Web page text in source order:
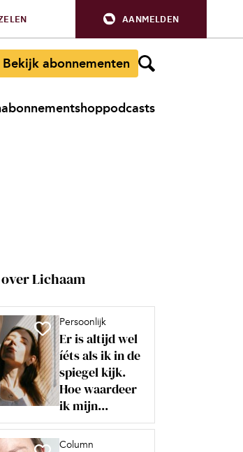
AANMELDEN
Bekijk abonnementen
abonnementshoppodcasts
Lichaam
Persoonlijk
Er is altijd wel
íéts als ik in de
spiegel kijk.
Hoe waardeer
ik mijn...
Column